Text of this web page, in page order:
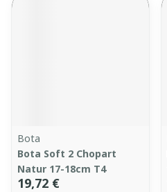
Bota
Bota Soft 2 Chopart
Natur 17-18cm T4
19,72 €